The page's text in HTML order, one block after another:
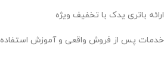
ارائه باتری یدک با تخفیف ویژه
خدمات پس از فروش واقعی و آموزش استفاده